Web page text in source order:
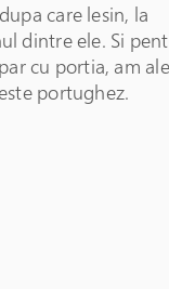
care lesin, la
dintre ele. Si
cu portia, am
portughez.